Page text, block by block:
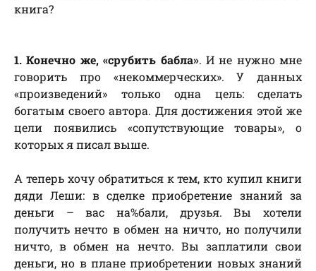
книга?
1. Конечно же, «срубить бабла». И не нужно мне
говорить про «некоммерческих». У данных
«произведений» только одна цель: сделать
богатым своего автора. Для достижения этой же
цели появились «сопутствующие товары», о
которых я писал выше.
А теперь хочу обратиться к тем, кто купил книги
дяди Леши: в сделке приобретение знаний за
деньги – вас на%бали, друзья. Вы хотели
получить нечто в обмен на ничто, но получили
ничто, в обмен на нечто. Вы заплатили свои
деньги, но в плане приобретении новых знаний